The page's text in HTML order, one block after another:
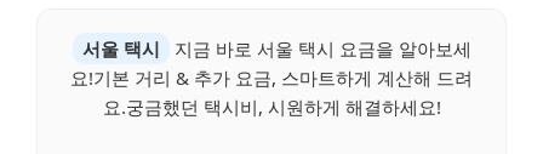
서울 택시
지금 바로 서울 택시 요금을 알아보세
요!기본 거리 & 추가 요금, 스마트하게 계산해 드려
요.궁금했던 택시비, 시원하게 해결하세요!